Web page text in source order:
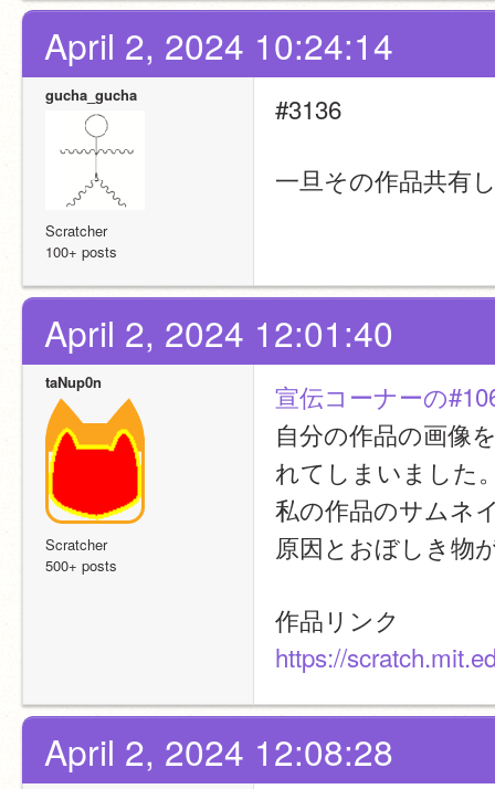
April 2, 2024 10:24:14
gucha_gucha
Scratcher
100+ posts
#3136
一旦その作品共有
April 2, 2024 12:01:40
taNup0n
Scratcher
500+ posts
宣伝コーナーの
自分の作品の画像
れてしまいました
私の作品のサムネ
原因とおぼしき物
作品リンク
https://
April 2, 2024 12:08:28